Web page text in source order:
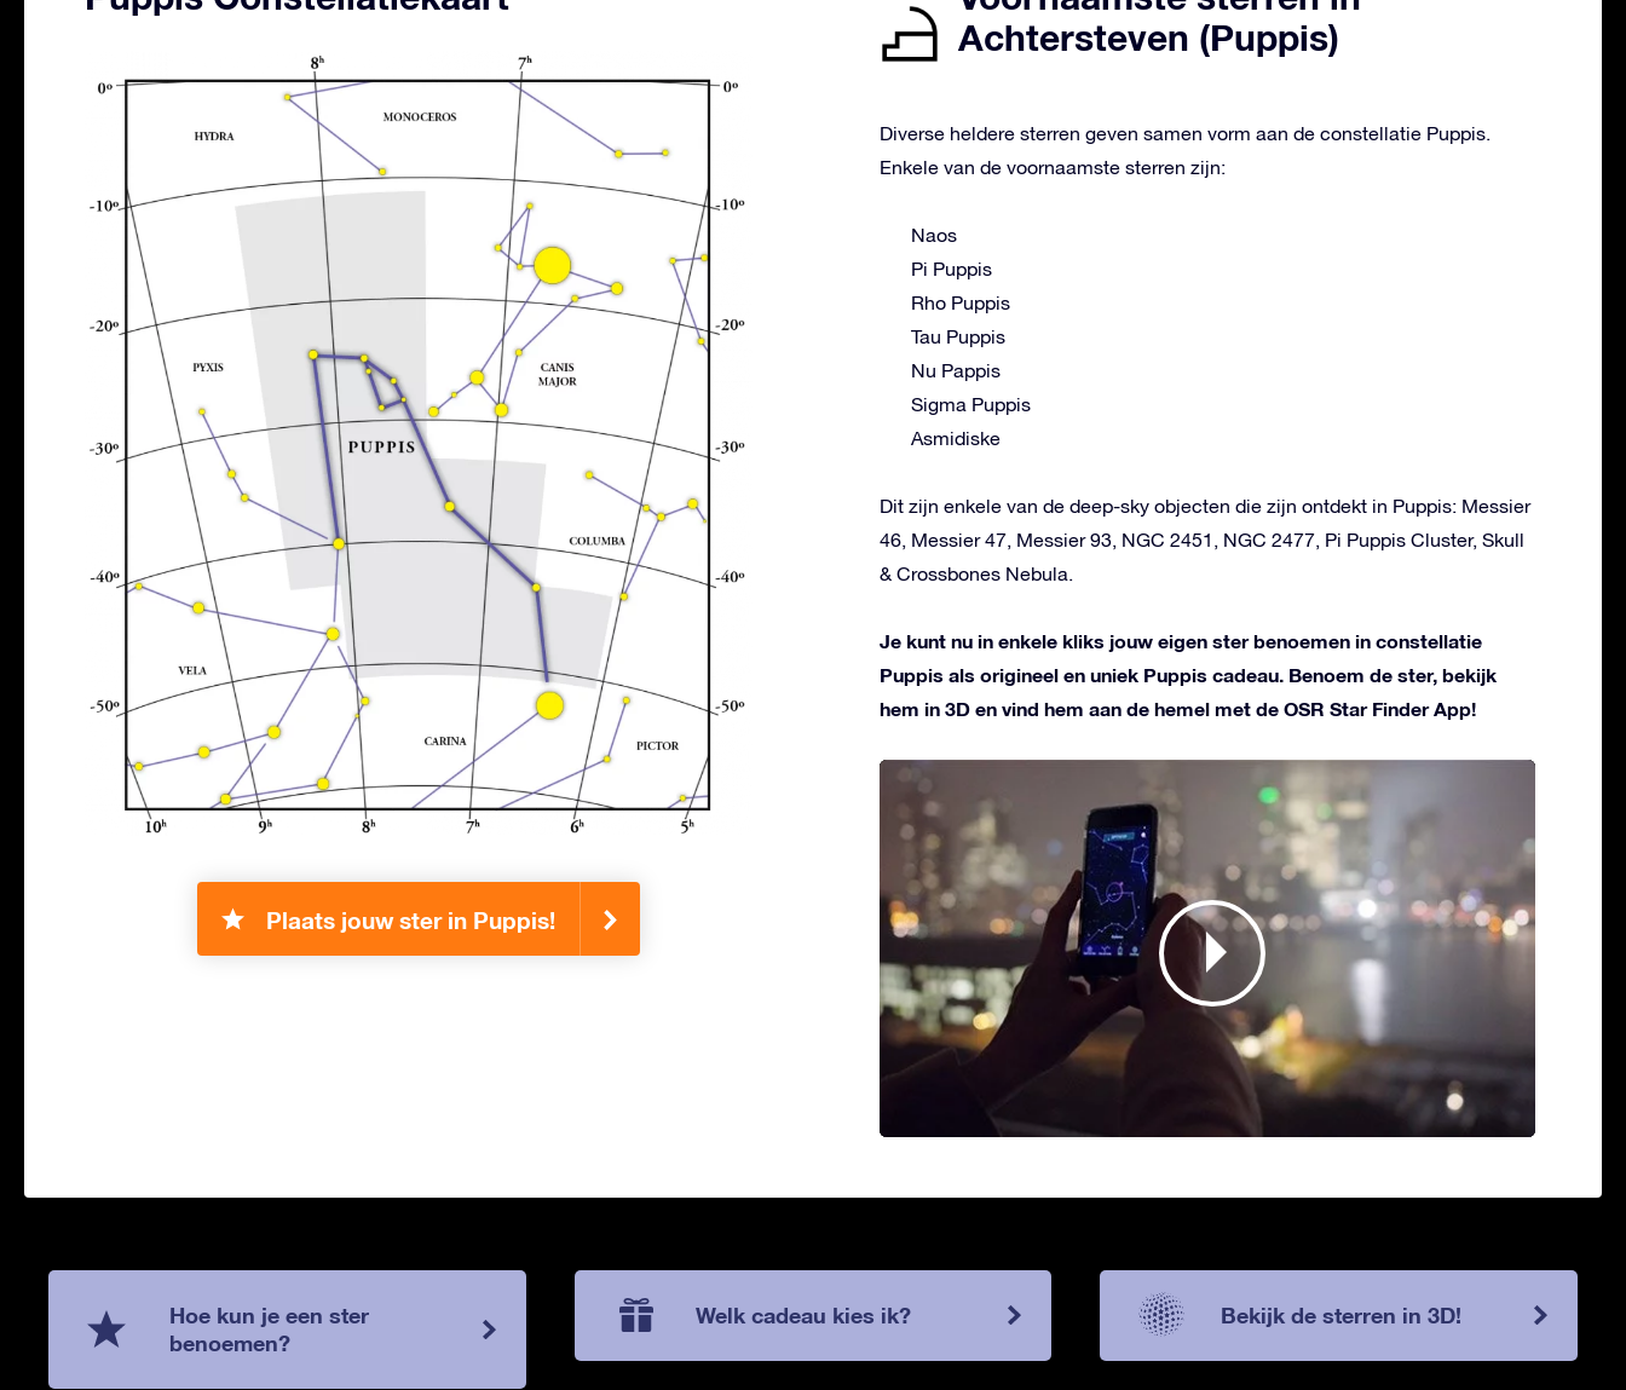
Plaats jouw ster in Puppis!
Achtersteven (Puppis)
Diverse heldere sterren geven samen vorm aan de constellatie Puppis.
Enkele van de voornaamste sterren zijn:
Naos
Pi Puppis
Rho Puppis
Tau Puppis
Nu Pappis
Sigma Puppis
Asmidiske
Dit zijn enkele van de deep-sky objecten die zijn ontdekt in Puppis: Messier
46, Messier 47, Messier 93, NGC 2451, NGC 2477, Pi Puppis Cluster, Skull
& Crossbones Nebula.
Je kunt nu in enkele kliks jouw eigen ster benoemen in constellatie
Puppis als origineel en uniek Puppis cadeau. Benoem de ster, bekijk
hem in 3D en vind hem aan de hemel met de OSR Star Finder App!
Hoe kun je een ster
benoemen?
Welk cadeau kies ik? Bekijk de sterren in 3D!